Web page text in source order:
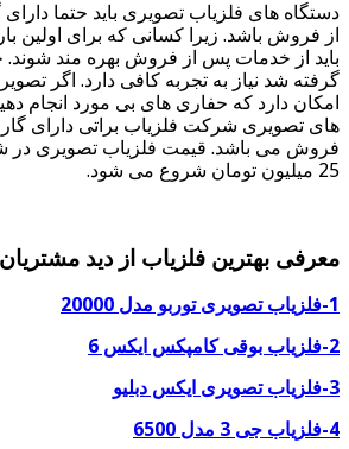
دستگاه های فلزیاب تصویری باید حتما
از فروش باشد. زیرا کسانی که برای اولین
باید از خدمات پس از فروش بهره مند شوند.
گرفته شد نیاز به تجربه کافی دارد. اگر تصویر
امکان دارد که حفاری های بی مورد انجام
های تصویری شرکت فلزیاب براتی دارای
فروش می باشد. قیمت فلزیاب تصویری در
25 میلیون تومان شروع می شود.
معرفی بهترین فلزیاب از دید
1-فلزیاب تصویری توربو مدل 20000
2-فلزیاب بوقی کامپکس ایکس 6
3-فلزیاب تصویری ایکس دبلیو
4-فلزیاب جی 3 مدل 6500